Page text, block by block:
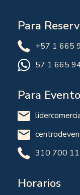
Para
+57 1 665
57 1 665
Para
310 700
Horarios